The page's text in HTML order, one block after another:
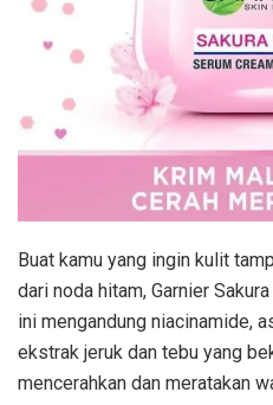
Buat kamu yang ingin kulit
dari noda hitam, Garnier
ini mengandung niacinamide,
ekstrak jeruk dan tebu yang
mencerahkan dan meratakan